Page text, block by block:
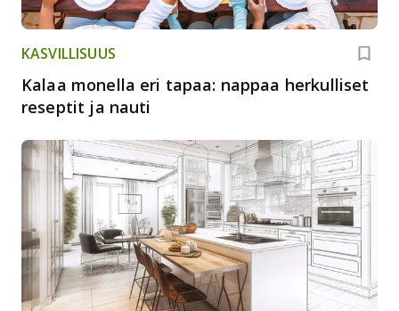
KASVILLISUUS
Kalaa monella eri tapaa: nappaa herkulliset
reseptit ja nauti